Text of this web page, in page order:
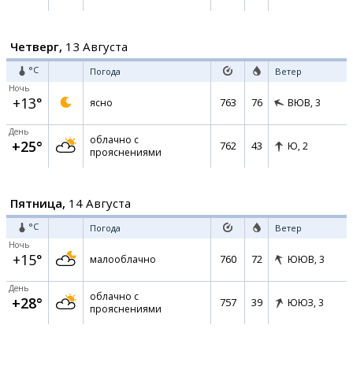
Четверг, 13 Августа
°C Погода Ветер
Ночь
+13° ясно 763 76 ВЮВ, 3
День
+25°
облачно с
прояснениями
762 43 Ю, 2
Пятница, 14 Августа
°C Погода Ветер
Ночь
+15° малооблачно 760 72 ЮЮВ, 3
День
+28°
облачно с
прояснениями
757 39 ЮЮЗ, 3